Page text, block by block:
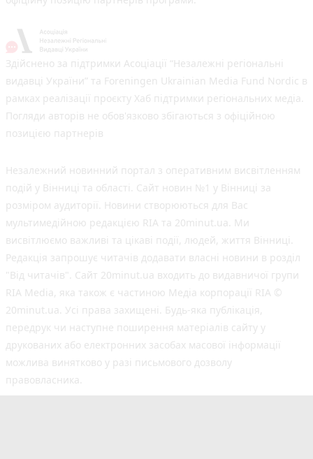
Здійснено за підтримки Асоціації “Незалежні регіональні
видавці України” та Foreningen Ukrainian Media Fund Nordic в
рамках реалізації проєкту Хаб підтримки регіональних медіа.
Погляди авторів не обов'язково збігаються з офіційною
позицією партнерів
Незалежний новинний портал з оперативним висвітленням
подій у Вінниці та області. Сайт новин №1 у Вінниці за
розміром аудиторії. Новини створюються для Вас
мультимедійною редакцією RIA та 20minut.ua. Ми
висвітлюємо важливі та цікаві події, людей, життя Вінниці.
Редакція запрошує читачів додавати власні новини в розділ
"Від читачів". Сайт 20minut.ua входить до видавничої групи
RIA Media, яка також є частиною Медіа корпорації RIA ©
20minut.ua. Усі права захищені. Будь-яка публiкацiя,
передрук чи наступне поширення матеріалів сайту у
друкованих або електронних засобах масової інформації
можлива винятково у разі письмового дозволу
правовласника.